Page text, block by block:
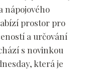
nápojového
prostor pro
a určování
s novinkou
která je